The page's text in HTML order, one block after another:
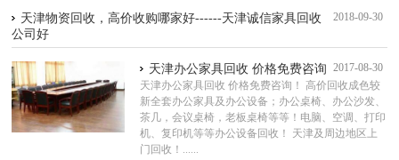
2018-09-30
天津物资回收，高价收购哪家好------天津诚信家具回收
公司好
2017-08-30
天津办公家具回收 价格免费咨询
天津办公家具回收 价格免费咨询！ 高价回收成色较
新全套办公家具及办公设备；办公桌椅、办公沙发、
茶几，会议桌椅，老板桌椅等等！电脑、空调、打印
机、复印机等等办公设备回收！ 天津及周边地区上
门回收！......